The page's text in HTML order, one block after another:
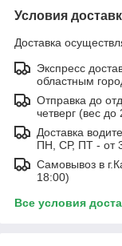
Условия
Доставка
Экспресс
областным
Отправка до
четверг (вес до
Доставка
ПН, СР, ПТ - от
Самовывоз в
18:00)
Все условия